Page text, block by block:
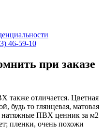
46-59-10
при заказе
также отличается. Цветная
будь то глянцевая, матовая
натяжные ПВХ ценник за м2
пленки, очень похожи